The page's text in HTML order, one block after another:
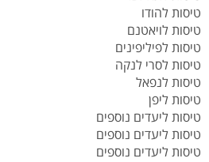
טיסות להודו
טיסות לויאטנם
טיסות לפיליפינים
טיסות לסרי לנקה
טיסות לנפאל
טיסות ליפן
טיסות ליעדים נוספים
טיסות ליעדים נוספים
טיסות ליעדים נוספים